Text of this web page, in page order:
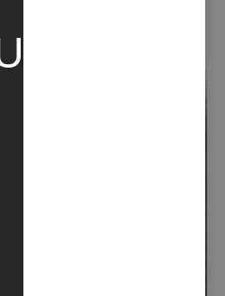
– (2021)